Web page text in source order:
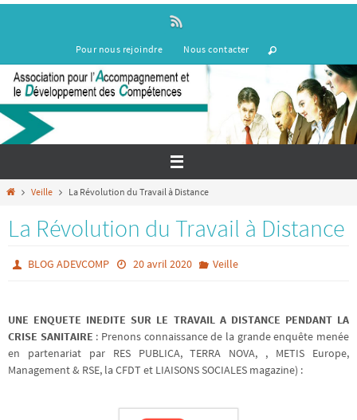
contenu
Pour nous rejoindre Nous contacter
HomeVeille La Révolution du Travail à Distance
La Révolution du Travail à Distance
BLOG ADEVCOMP 20 avril 2020 Veille
UNE ENQUETE INEDITE SUR LE TRAVAIL A DISTANCE PENDANT LA
CRISE SANITAIRE : Prenons connaissance de la grande enquête menée
en partenariat par RES PUBLICA, TERRA NOVA, , METIS Europe,
Management & RSE, la CFDT et LIAISONS SOCIALES magazine) :